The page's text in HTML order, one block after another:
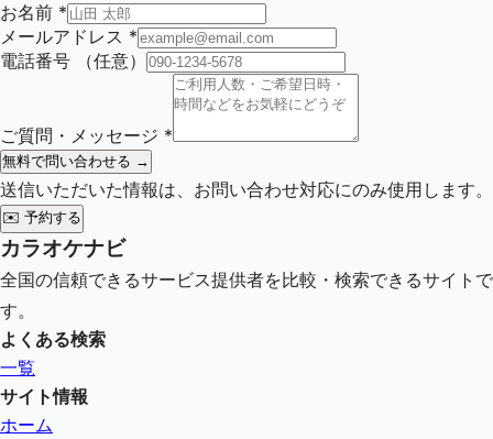
お名前 *
メールアドレス *
電話番号
（任意）
ご質問・メッセージ *
無料で問い合わせる →
送信いただいた情報は、お問い合わせ対応にのみ使用します。
✉️ 予約する
カラオケナビ
全国の信頼できるサービス提供者を比較・検索できるサイトで
す。
よくある検索
一覧
サイト情報
ホーム